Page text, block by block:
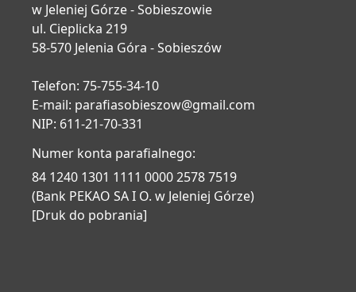
w Jeleniej Górze - Sobieszowie
ul. Cieplicka 219
58-570 Jelenia Góra - Sobieszów
Telefon: 75-755-34-10
E-mail: parafiasobieszow@gmail.com
NIP: 611-21-70-331
Numer konta parafialnego:
84 1240 1301 1111 0000 2578 7519
(Bank PEKAO SA I O. w Jeleniej Górze)
[Druk do pobrania]